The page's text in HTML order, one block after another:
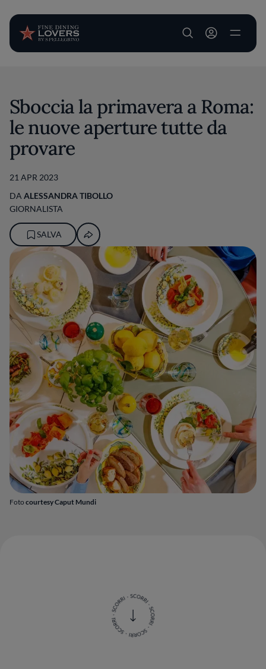
User account
Foto courtesy Caput Mundi
Sboccia la primavera a Roma:
le nuove aperture tutte da
provare
21 APR 2023
DA ALESSANDRA TIBOLLO
GIORNALISTA
SALVA